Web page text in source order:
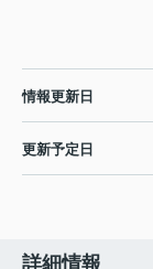
情報更新日
更新予定日
詳細情報